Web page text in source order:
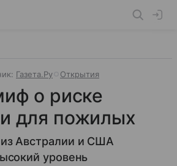
Газета.Ру Открытия
о риске
для пожилых
Австралии и США
уровень